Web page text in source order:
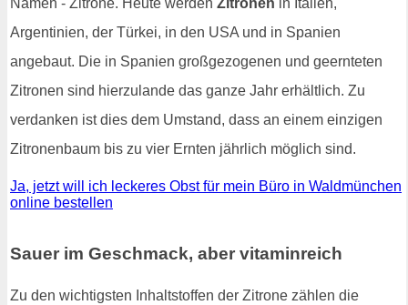
Argentinien, der Türkei, in den USA und in Spanien
angebaut. Die in Spanien großgezogenen und geernteten
Zitronen sind hierzulande das ganze Jahr erhältlich. Zu
verdanken ist dies dem Umstand, dass an einem einzigen
Zitronenbaum bis zu vier Ernten jährlich möglich sind.
Ja, jetzt will ich leckeres Obst für mein Büro in Waldmünchen
online bestellen
Sauer im Geschmack, aber vitaminreich
Zu den wichtigsten Inhaltstoffen der Zitrone zählen die